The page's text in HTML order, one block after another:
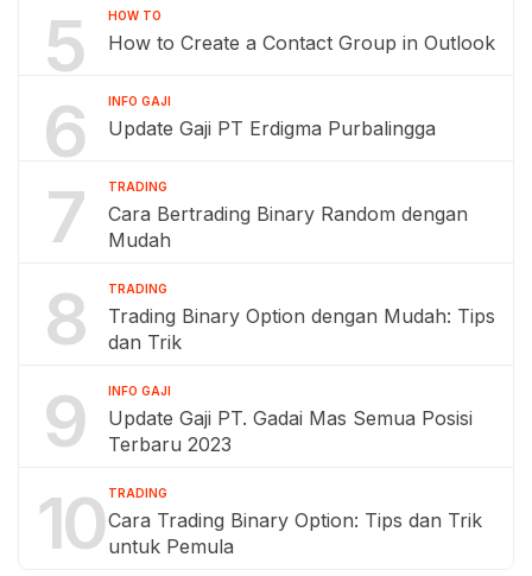
5 HOW TO
How to Create a Contact Group in Outlook
6 INFO GAJI
Update Gaji PT Erdigma Purbalingga
7 TRADING
Cara Bertrading Binary Random dengan
Mudah
8 TRADING
Trading Binary Option dengan Mudah: Tips
dan Trik
9 INFO GAJI
Update Gaji PT. Gadai Mas Semua Posisi
Terbaru 2023
10 TRADING
Cara Trading Binary Option: Tips dan Trik
untuk Pemula